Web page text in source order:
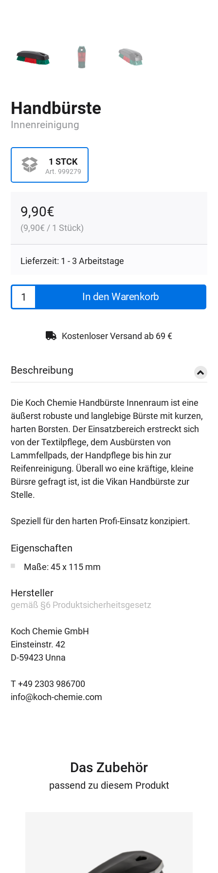
Handbürste
Innenreinigung
1 STCK
Art. 999279
9,90€
(9,90€ / 1 Stück)
Lieferzeit: 1 - 3 Arbeitstage
Koch
Chemie
mm
Menge
In den Warenkorb
Kostenloser Versand ab 69 €
Beschreibung
Die Koch Chemie Handbürste Innenraum ist eine
äußerst robuste und langlebige Bürste mit kurzen,
harten Borsten. Der Einsatzbereich erstreckt sich
von der Textilpflege, dem Ausbürsten von
Lammfellpads, der Handpflege bis hin zur
Reifenreinigung. Überall wo eine kräftige, kleine
Bürsre gefragt ist, ist die Vikan Handbürste zur
Stelle.
Speziell für den harten Profi-Einsatz konzipiert.
Eigenschaften
Maße: 45 x 115 mm
Hersteller
gemäß §6 Produktsicherheitsgesetz
Koch Chemie GmbH
Einsteinstr. 42
D-59423 Unna
T +49 2303 986700
info@koch-chemie.com
Das Zubehör
passend zu diesem Produkt